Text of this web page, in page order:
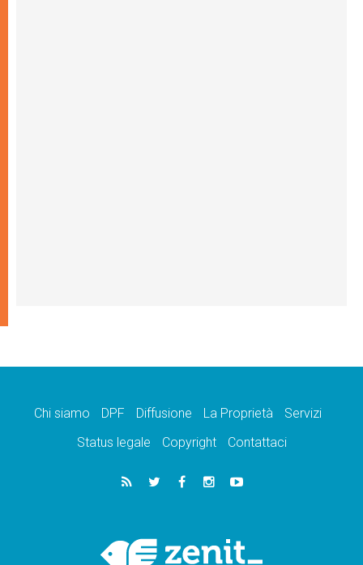
Chi siamo DPF Diffusione La Proprietà
Servizi
Status legale
Copyright Contattaci